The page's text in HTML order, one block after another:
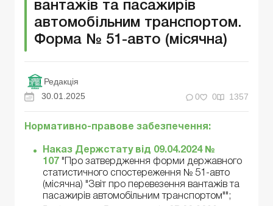
вантажів та пасажирів
автомобільним транспортом.
Форма № 51-авто (місячна)
Редакція
30.01.2025
0 0 1357
Нормативно-правове забезпечення:
Наказ Держстату від 09.04.2024 №
107 "Про затвердження форми державного
статистичного спостереження № 51-авто
(місячна) "Звіт про перевезення вантажів та
пасажирів автомобільним транспортом"";